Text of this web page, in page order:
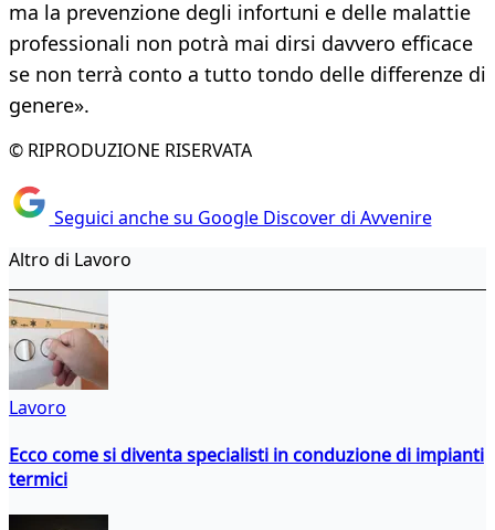
ma la prevenzione degli infortuni e delle malattie
professionali non potrà mai dirsi davvero efficace
se non terrà conto a tutto tondo delle differenze di
genere».
© RIPRODUZIONE RISERVATA
Seguici anche su Google Discover di Avvenire
Altro di Lavoro
Lavoro
Ecco come si diventa specialisti in conduzione di impianti
termici